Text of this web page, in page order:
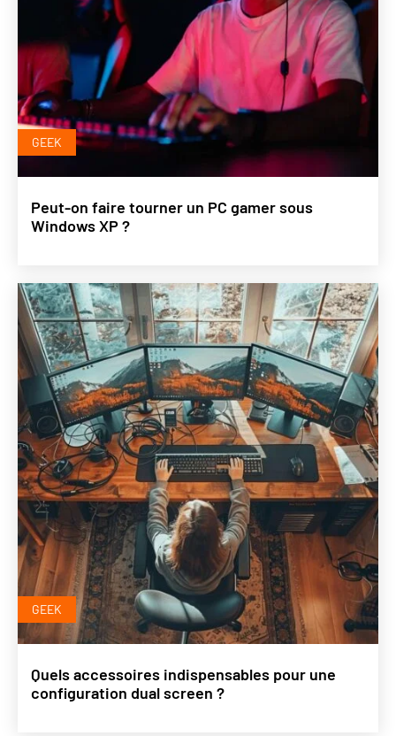
GEEK
Peut-on faire tourner un PC gamer sous
Windows XP ?
GEEK
Quels accessoires indispensables pour une
configuration dual screen ?